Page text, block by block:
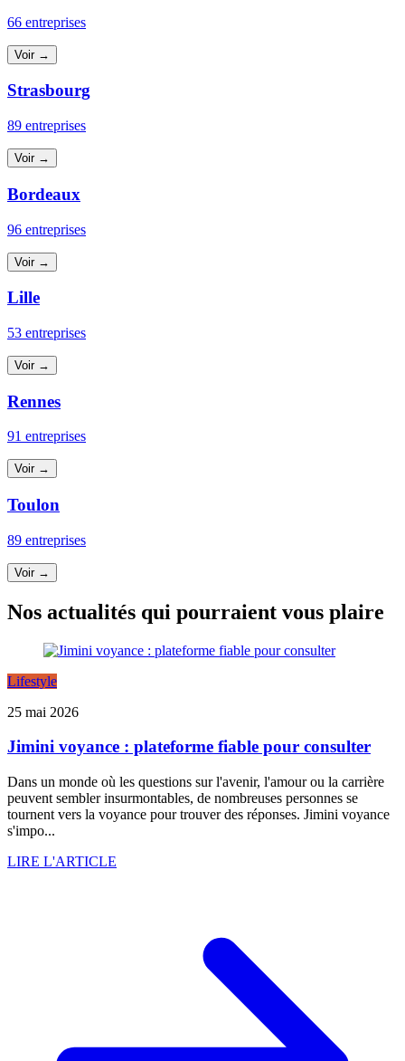
66 entreprises
Voir →
Strasbourg
89 entreprises
Voir →
Bordeaux
96 entreprises
Voir →
Lille
53 entreprises
Voir →
Rennes
91 entreprises
Voir →
Toulon
89 entreprises
Voir →
Nos actualités qui pourraient vous plaire
Lifestyle
25 mai 2026
Jimini voyance : plateforme fiable pour consulter
Dans un monde où les questions sur l'avenir, l'amour ou la carrière
peuvent sembler insurmontables, de nombreuses personnes se
tournent vers la voyance pour trouver des réponses. Jimini voyance
s'impo...
LIRE L'ARTICLE